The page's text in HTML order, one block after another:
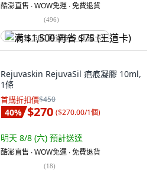
酷澎直售 ∙ WOW免運 ∙ 免費退貨
(496)
满 $1,500 再省 $75 (王道卡)
Rejuvaskin RejuvaSil 疤痕凝膠 10ml,
1條
首購折扣價$450
40% $270 ($270.00/1個)
明天 8/8 (六) 預計送達
酷澎直售 ∙ WOW免運 ∙ 免費退貨
(18)